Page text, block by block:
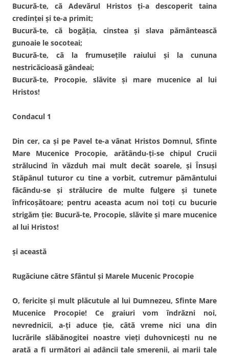
Bucură-te, că Adevărul Hristos ţi-a descoperit taina
credinţei şi te-a primit;
Bucură-te, că bogăţia, cinstea şi slava pământească
gunoaie le socoteai;
Bucură-te, că la frumuseţile raiului şi la cununa
nestricăcioasă gândeai;
Bucură-te, Procopie, slăvite şi mare mucenice al lui
Hristos!
Condacul 1
Din cer, ca şi pe Pavel te-a vânat Hristos Domnul, Sfinte
Mare Mucenice Procopie, arătându-ţi-se chipul Crucii
strălucind în văzduh mai mult decât soarele, şi Însuşi
Stăpânul tuturor cu tine a vorbit, cutremur pământului
făcându-se şi strălucire de multe fulgere şi tunete
înfricoşătoare; pentru aceasta acum noi toţi cu bucurie
strigăm ţie: Bucură-te, Procopie, slăvite şi mare mucenice
al lui Hristos!
şi această
Rugăciune către Sfântul şi Marele Mucenic Procopie
O, fericite şi mult plăcutule al lui Dumnezeu, Sfinte Mare
Mucenice Procopie! Ce graiuri vom îndrăzni noi,
nevrednicii, a-ţi aduce ţie, câtă vreme nici una din
lucrările slăbănogitei noastre vieţi duhovniceşti nu ne
arată a fi următori ai adâncii tale smerenii, ai marii tale